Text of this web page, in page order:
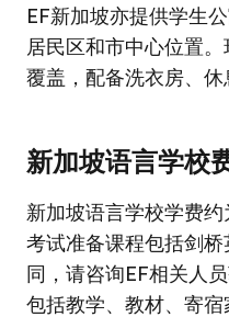
EF新加坡亦提供学生
居民区和市中心位置
覆盖，配备洗衣房、休
新加坡语言学校
新加坡语言学校学费
考试准备课程包括剑
同，请咨询EF相关人
包括教学、教材、寄